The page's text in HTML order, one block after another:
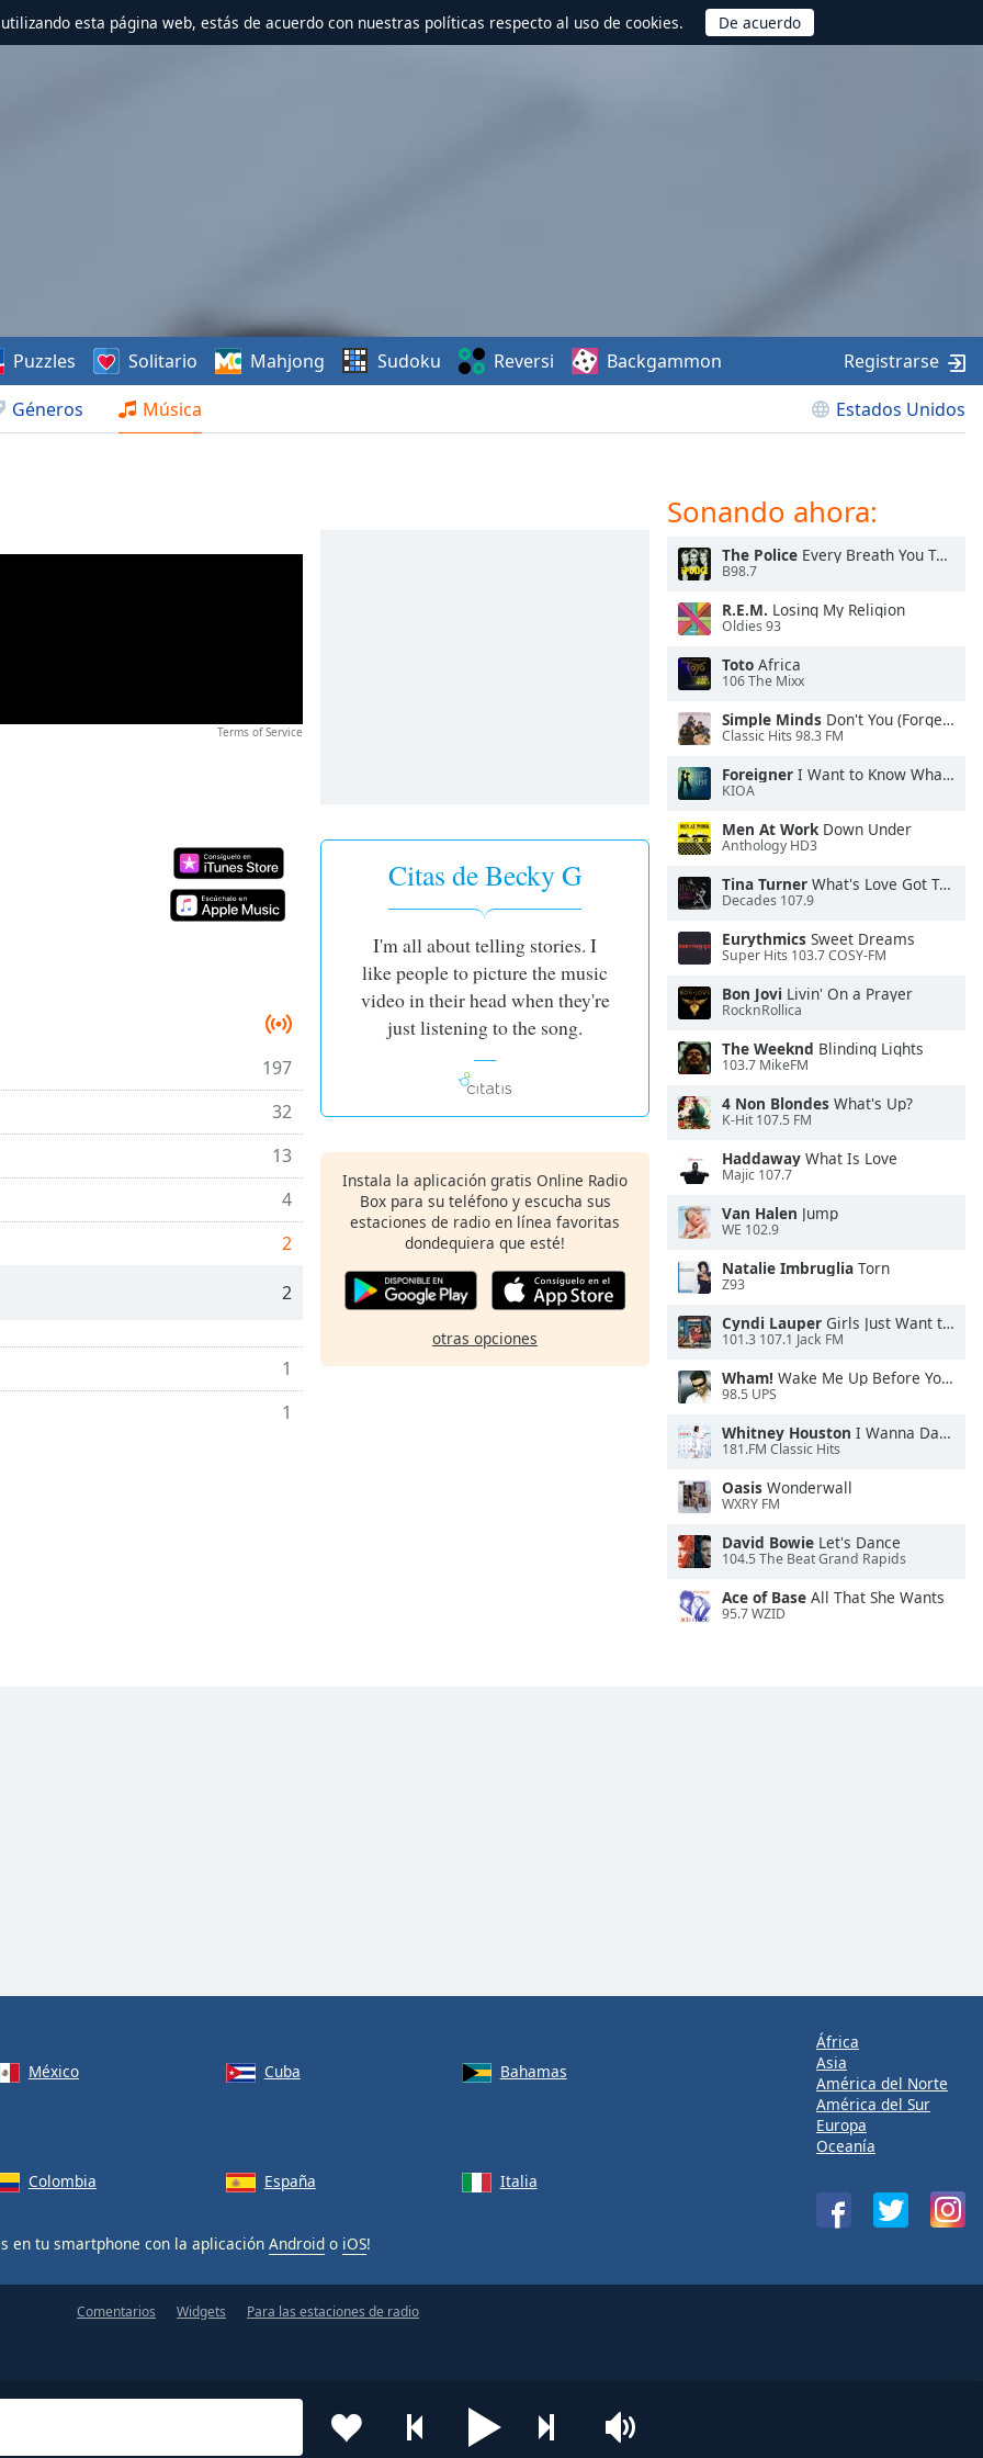
esta página web, estás de acuerdo con nuestras políticas respecto al uso de cookies.
Géneros Música Estados Unidos
Puzzles Solitario Mahjong Sudoku Reversi Backgammon Registrarse
Terms of Service
197
32
13
4
2
2
1
1
Citas de Becky G
I'm all about telling stories. I
like people to picture the music
video in their head when they're
just listening to the song.
Instala la aplicación gratis Online Radio
Box para su teléfono y escucha sus
estaciones de radio en línea favoritas
dondequiera que esté!
otras opciones
Sonando ahora:
The Police Every Breath You Take
B98.7
R.E.M. Losing My Religion
Oldies 93
Toto Africa
106 The Mixx
Simple Minds Don't You (Forget About Me)
Classic Hits 98.3 FM
Foreigner I Want to Know What Love Is
KIOA
Men At WorkDown Under
Anthology HD3
Tina Turner What's Love Got To Do With It
Decades 107.9
Eurythmics Sweet Dreams
Super Hits 103.7 COSY-FM
Bon Jovi Livin' On a Prayer
RocknRollica
The Weeknd Blinding Lights
103.7 MikeFM
4 Non Blondes What's Up?
K-Hit 107.5 FM
Haddaway What Is Love
Majic 107.7
Van Halen Jump
WE 102.9
Natalie Imbruglia Torn
Z93
Cyndi Lauper Girls Just Want to Have Fun
101.3 107.1 Jack FM
Wham! Wake Me Up Before You Go-Go
98.5 UPS
Whitney Houston I Wanna Dance With Somebody
181.FM Classic Hits
Oasis Wonderwall
WXRY FM
David Bowie Let's Dance
104.5 The Beat Grand Rapids
Ace of Base All That She Wants
95.7 WZID
México Cuba
Bahamas
Colombia España Italia
en tu smartphone con la aplicación Android o iOS!
África
Asia
América del Norte
América del Sur
Europa
Oceanía
Comentarios Widgets Para las estaciones de radio